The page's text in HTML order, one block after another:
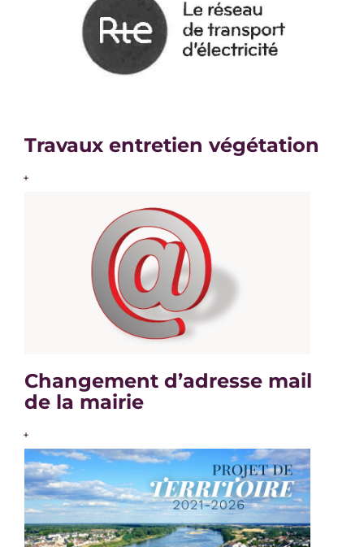
Travaux entretien végétation
+
Changement d’adresse mail
de la mairie
+